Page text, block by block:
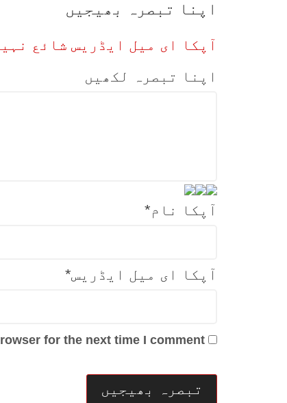
اپنا تبصرہ بھیجیں
آپکا ای میل ایڈریس شائع
اپنا تبصرہ لکھیں
آپکا نام*
آپکا ای میل ایڈریس*
for the next time I comment.